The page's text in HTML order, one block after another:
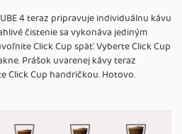
4 teraz pripravuje individuálnu kávu
čistenie sa vykonáva jediným
Click Cup späť. Vyberte Click Cup
Prášok uvarenej kávy teraz
Click Cup handričkou. Hotovo.